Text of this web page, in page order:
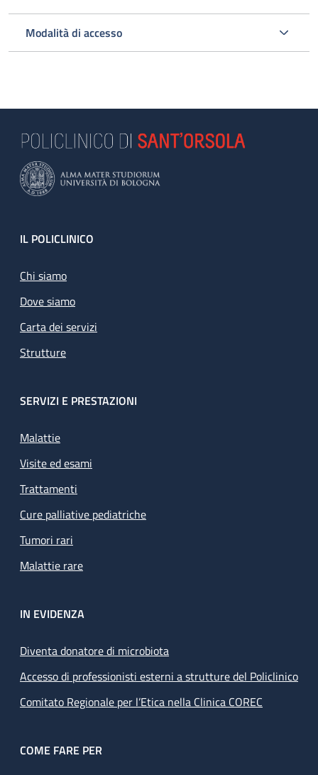
Modalità di accesso
Footer
IL POLICLINICO
Chi siamo
Dove siamo
Carta dei servizi
Strutture
SERVIZI E PRESTAZIONI
Malattie
Visite ed esami
Trattamenti
Cure palliative pediatriche
Tumori rari
Malattie rare
IN EVIDENZA
Diventa donatore di microbiota
Accesso di professionisti esterni a strutture del Policlinico
Comitato Regionale per l’Etica nella Clinica COREC
COME FARE PER